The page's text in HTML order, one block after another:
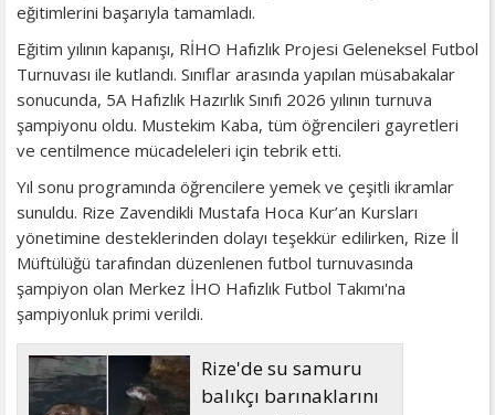
eğitimlerini başarıyla tamamladı.
Eğitim yılının kapanışı, RİHO Hafızlık Projesi Geleneksel Futbol
Turnuvası ile kutlandı. Sınıflar arasında yapılan müsabakalar
sonucunda, 5A Hafızlık Hazırlık Sınıfı 2026 yılının turnuva
şampiyonu oldu. Mustekim Kaba, tüm öğrencileri gayretleri
ve centilmence mücadeleleri için tebrik etti.
Yıl sonu programında öğrencilere yemek ve çeşitli ikramlar
sunuldu. Rize Zavendikli Mustafa Hoca Kur’an Kursları
yönetimine desteklerinden dolayı teşekkür edilirken, Rize İl
Müftülüğü tarafından düzenlenen futbol turnuvasında
şampiyon olan Merkez İHO Hafızlık Futbol Takımı'na
şampiyonluk primi verildi.
Rize'de su samuru
balıkçı barınaklarını